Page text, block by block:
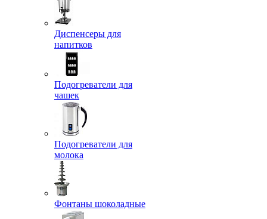
Диспенсеры для
напитков
Подогреватели для
чашек
Подогреватели для
молока
Фонтаны шоколадные